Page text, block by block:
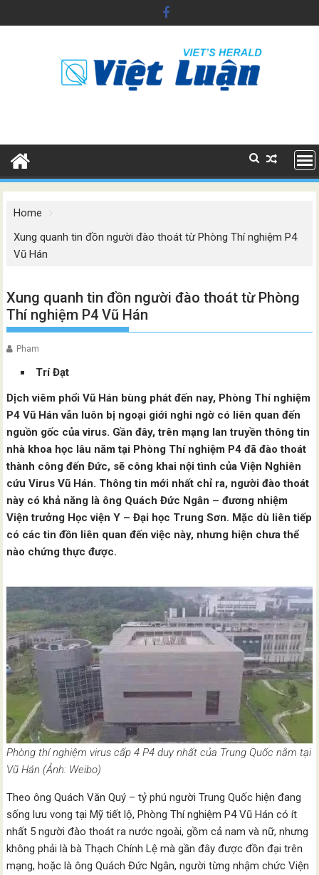
to
Home
Xung quanh tin đồn người đào thoát từ Phòng Thí nghiệm P4
Vũ Hán
Xung quanh tin đồn người đào thoát từ Phòng
Thí nghiệm P4 Vũ Hán
Pham
Trí Đạt
Dịch viêm phổi Vũ Hán bùng phát đến nay, Phòng Thí nghiệm
P4 Vũ Hán vẫn luôn bị ngoại giới nghi ngờ có liên quan đến
nguồn gốc của virus. Gần đây, trên mạng lan truyền thông tin
nhà khoa học lâu năm tại Phòng Thí nghiệm P4 đã đào thoát
thành công đến Đức, sẽ công khai nội tình của Viện Nghiên
cứu Virus Vũ Hán. Thông tin mới nhất chỉ ra, người đào thoát
này có khả năng là ông Quách Đức Ngân – đương nhiệm
Viện trưởng Học viện Y – Đại học Trung Sơn. Mặc dù liên tiếp
có các tin đồn liên quan đến việc này, nhưng hiện chưa thể
nào chứng thực được.
Phòng thí nghiệm virus cấp 4 P4 duy nhất của Trung Quốc nằm tại
Vũ Hán (Ảnh: Weibo)
Theo ông Quách Văn Quý – tỷ phú người Trung Quốc hiện đang
sống lưu vong tại Mỹ tiết lộ, Phòng Thí nghiệm P4 Vũ Hán có ít
nhất 5 người đào thoát ra nước ngoài, gồm cả nam và nữ, nhưng
không phải là bà Thạch Chính Lệ mà gần đây được đồn đại trên
mạng, hoặc là ông Quách Đức Ngân, người từng nhậm chức Viện